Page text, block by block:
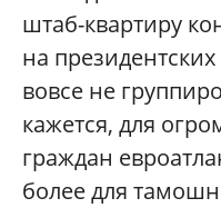
штаб-квартиру
на
вовсе не
кажется, для
граждан
более для